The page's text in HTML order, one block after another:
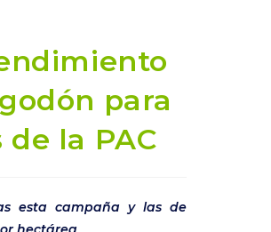
para
la PAC
esta campaña y las de